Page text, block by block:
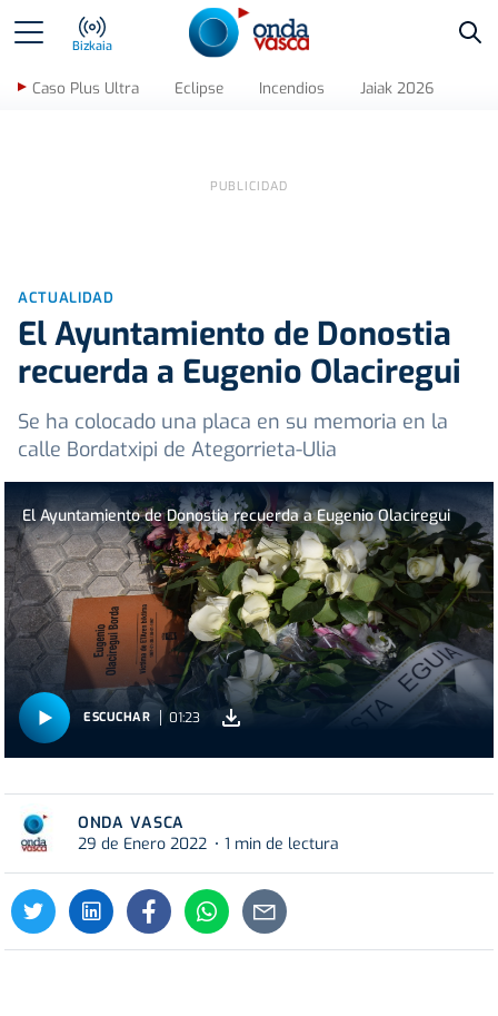
Bizkaia
Caso Plus Ultra Eclipse Incendios Jaiak 2026
ACTUALIDAD
El Ayuntamiento de Donostia
recuerda a Eugenio Olaciregui
Se ha colocado una placa en su memoria en la
calle Bordatxipi de Ategorrieta-Ulia
El Ayuntamiento de Donostia recuerda a Eugenio Olaciregui
ESCUCHAR 01:23
ONDA VASCA
29 de Enero 2022
1 min de lectura